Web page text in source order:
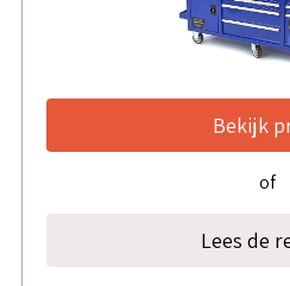
Bekijk
of
Lees de